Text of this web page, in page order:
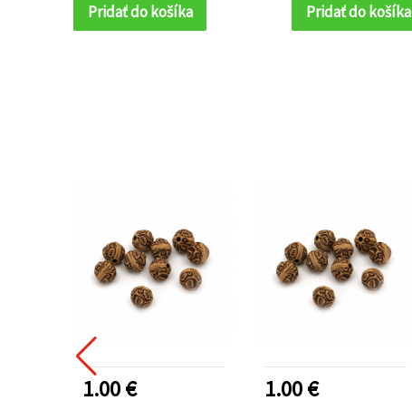
Pridať do košíka Pridať do košíka
1.00 € 1.00 €